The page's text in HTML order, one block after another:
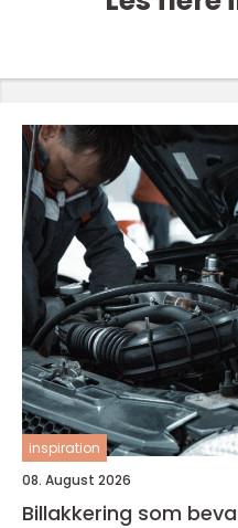
inspiration
08. August 2026
Billakkering som